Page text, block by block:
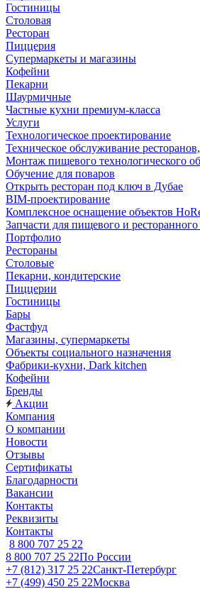
Гостиницы
Столовая
Ресторан
Пиццерия
Супермаркеты и магазины
Кофейни
Пекарни
Шаурмичные
Частные кухни премиум-класса
Услуги
Технологическое проектирование
Техническое обслуживание
Монтаж пищевого технологического
Обучение для поваров
Открыть ресторан под ключ в Дубае
BIM-проектирование
Комплексное оснащение объектов
Запчасти для пищевого и
Портфолио
Рестораны
Столовые
Пекарни, кондитерские
Пиццерии
Гостиницы
Бары
Фастфуд
Магазины, супермаркеты
Объекты социального назначения
Фабрики-кухни, Dark kitchen
Кофейни
Бренды
Акции
Компания
О компании
Новости
Отзывы
Сертификаты
Благодарности
Вакансии
Контакты
Реквизиты
Контакты
8 800 707 25 22
8 800 707 25 22По России
+7 (812) 317 25 22Санкт-Петербург
+7 (499) 450 25 22Москва